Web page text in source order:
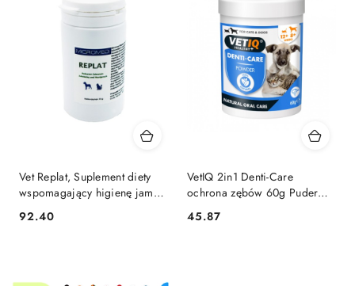
Vet Replat, Suplement diety
wspomagający higienę jamy
Cena:
92.40
VetIQ 2in1 Denti-Care
ochrona zębów 60g Puder
Cena:
45.87